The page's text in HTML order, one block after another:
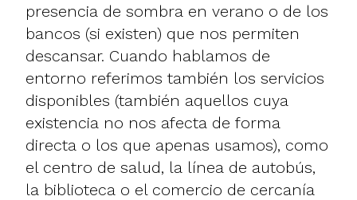
presencia de sombra en verano o de los
bancos (si existen) que nos permiten
descansar. Cuando hablamos de
entorno referimos también los servicios
disponibles (también aquellos cuya
existencia no nos afecta de forma
directa o los que apenas usamos), como
el centro de salud, la línea de autobús,
la biblioteca o el comercio de cercanía